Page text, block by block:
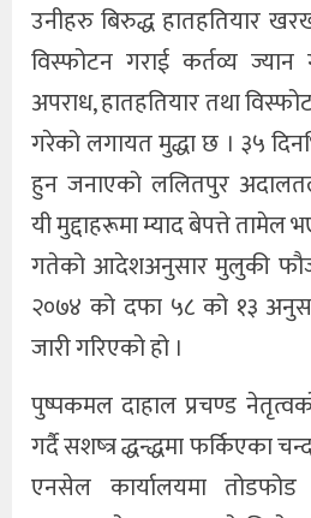
उनीहरु बिरुद्ध हातहतियार
विस्फोटन गराई कर्तव्य ज्यान
अपराध, हातहतियार तथा
गरेको लगायत मुद्धा छ । ३५
हुन जनाएको ललितपुर
यी मुद्दाहरूमा म्याद बेपत्ते
गतेको आदेशअनुसार मुलुकी
२०७४ को दफा ५८ को १३
जारी गरिएको हो ।
पुष्पकमल दाहाल प्रचण्ड
गर्दै सशष्त्र द्धन्द्धमा फर्किएका
एनसेल कार्यालयमा